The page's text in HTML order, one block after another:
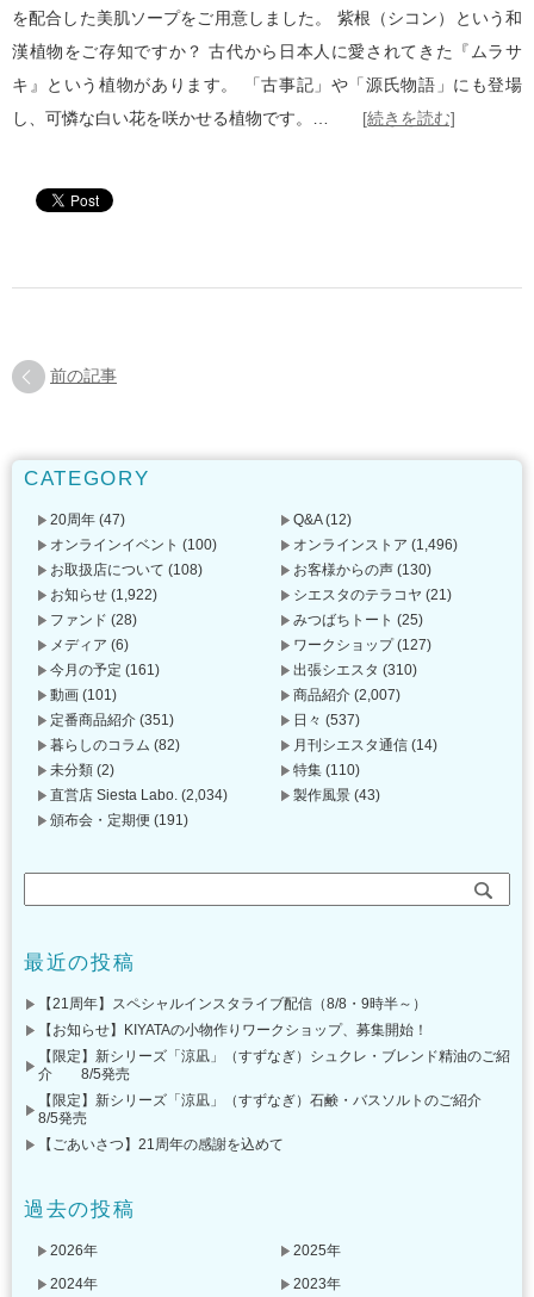
を配合した美肌ソープをご用意しました。 紫根（シコン）という和
漢植物をご存知ですか？ 古代から日本人に愛されてきた『ムラサ
キ』という植物があります。 「古事記」や「源氏物語」にも登場
し、可憐な白い花を咲かせる植物です。… [続きを読む]
前の記事
CATEGORY
20周年 (47) Q&A(12)
オンラインイベント (100) オンラインストア (1,496)
お取扱店について (108) お客様からの声 (130)
お知らせ (1,922) シエスタのテラコヤ (21)
ファンド (28) みつばちトート (25)
メディア (6) ワークショップ(127)
今月の予定 (161) 出張シエスタ (310)
動画 (101) 商品紹介 (2,007)
定番商品紹介 (351) 日々 (537)
暮らしのコラム (82) 月刊シエスタ通信 (14)
未分類 (2) 特集 (110)
直営店 Siesta Labo. (2,034) 製作風景 (43)
頒布会・定期便 (191)
最近の投稿
【21周年】スペシャルインスタライブ配信（8/8・9時半～）
【お知らせ】KIYATAの小物作りワークショップ、募集開始！
【限定】新シリーズ「涼凪」（すずなぎ）シュクレ・ブレンド精油のご紹
介 8/5発売
【限定】新シリーズ「涼凪」（すずなぎ）石鹸・バスソルトのご紹介
8/5発売
【ごあいさつ】21周年の感謝を込めて
過去の投稿
2026年
2025年
2024年
2023年